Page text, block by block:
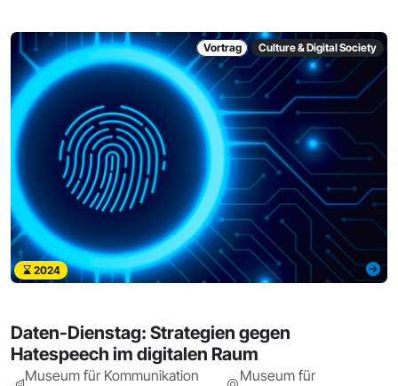
Vortrag Culture & Digital Society
2024
Daten-Dienstag: Strategien gegen
Hatespeech im digitalen Raum
Museum für Kommunikation
Museum für